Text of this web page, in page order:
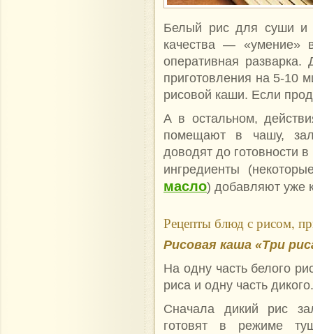
Белый рис для суши и
качества — «умение»
оперативная разварка.
приготовления на 5-10
рисовой каши. Если
А в остальном,
помещают в чашу,
доводят до готовности
ингредиенты
масло) добавляют уже
Рецепты блюд с рисом,
Рисовая каша «Три
На одну часть белого
риса и одну часть дикого.
Сначала дикий рис
готовят в режиме